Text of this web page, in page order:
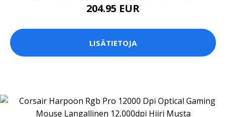
204.95 EUR
LISÄTIETOJA